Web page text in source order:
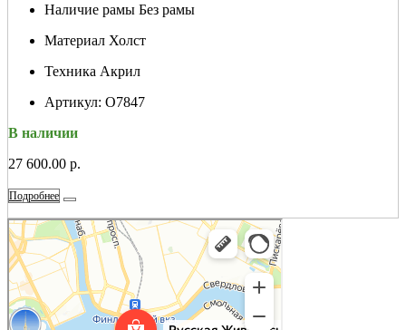
Наличие рамы Без рамы
Материал Холст
Техника Акрил
Артикул: О7847
В наличии
27 600.00 р.
Подробнее